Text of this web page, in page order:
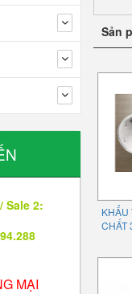
Sale 2:
MẠI
Sản
KHẨU
CHẤT